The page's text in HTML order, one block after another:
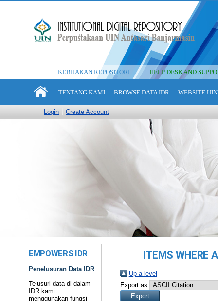
KEBIJAKAN REPOSITORI HELP DESK AND
TENTANG KAMI BROWSE DATA IDR WEBSITE
Login Create Account
EMPOWERS IDR
Penelusuran Data IDR
Telusuri data di dalam
IDR kami
menggunakan fungsi
ITEMS WHERE
Up a level
Export as